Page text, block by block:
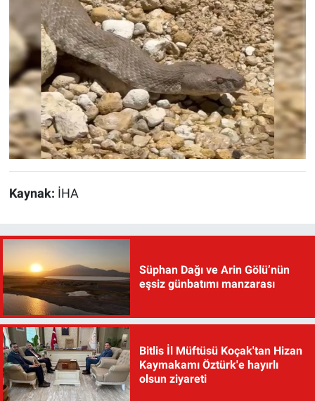
Kaynak: İHA
Süphan Dağı ve Arin Gölü’nün
eşsiz günbatımı manzarası
Bitlis İl Müftüsü Koçak'tan Hizan
Kaymakamı Öztürk'e hayırlı
olsun ziyareti